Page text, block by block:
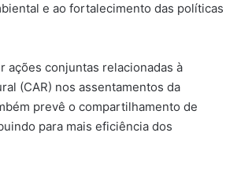
e ao fortalecimento das políticas
ações conjuntas relacionadas à
(CAR) nos assentamentos da
prevê o compartilhamento de
para mais eficiência dos